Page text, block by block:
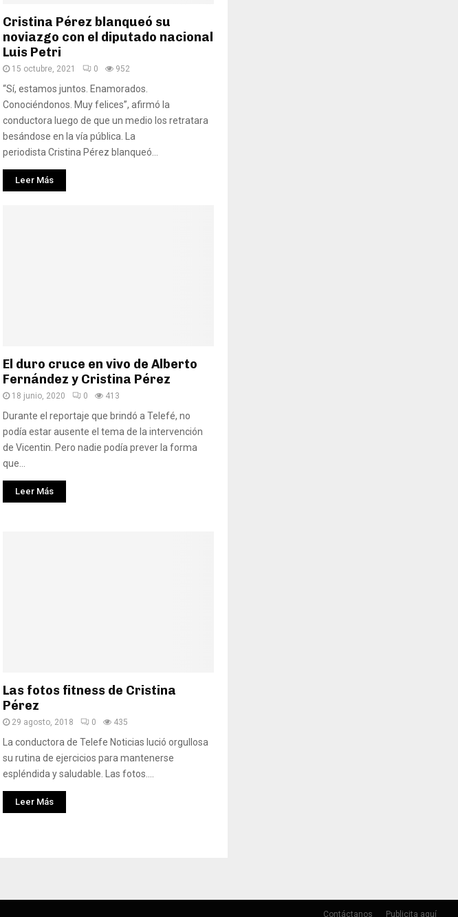
Cristina Pérez blanqueó su
noviazgo con el diputado nacional
Luis Petri
15 octubre, 2021 0 952
“Sí, estamos juntos. Enamorados.
Conociéndonos. Muy felices”, afirmó la
conductora luego de que un medio los retratara
besándose en la vía pública. La
periodista Cristina Pérez blanqueó...
Leer Más
El duro cruce en vivo de Alberto
Fernández y Cristina Pérez
18 junio, 2020 0 413
Durante el reportaje que brindó a Telefé, no
podía estar ausente el tema de la intervención
de Vicentin. Pero nadie podía prever la forma
que...
Leer Más
Las fotos fitness de Cristina
Pérez
29 agosto, 2018 0 435
La conductora de Telefe Noticias lució orgullosa
su rutina de ejercicios para mantenerse
espléndida y saludable. Las fotos....
Leer Más
Contáctanos Publicita aquí